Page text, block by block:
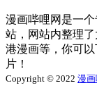
漫画哔哩网是一
站，网站内整理
港漫画等，你可以
片！
Copyright © 2022 漫画